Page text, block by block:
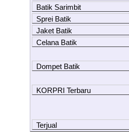
Batik Sarimbit
Sprei Batik
Jaket Batik
Celana Batik
Dompet Batik
KORPRI Terbaru
Terjual